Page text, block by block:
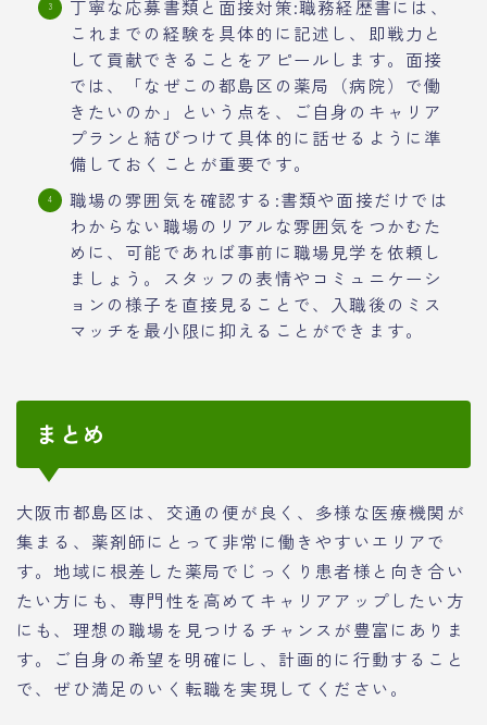
丁寧な応募書類と面接対策:職務経歴書には、
これまでの経験を具体的に記述し、即戦力と
して貢献できることをアピールします。面接
では、「なぜこの都島区の薬局（病院）で働
きたいのか」という点を、ご自身のキャリア
プランと結びつけて具体的に話せるように準
備しておくことが重要です。
職場の雰囲気を確認する:書類や面接だけでは
わからない職場のリアルな雰囲気をつかむた
めに、可能であれば事前に職場見学を依頼し
ましょう。スタッフの表情やコミュニケーシ
ョンの様子を直接見ることで、入職後のミス
マッチを最小限に抑えることができます。
まとめ
大阪市都島区は、交通の便が良く、多様な医療機関が
集まる、薬剤師にとって非常に働きやすいエリアで
す。地域に根差した薬局でじっくり患者様と向き合い
たい方にも、専門性を高めてキャリアアップしたい方
にも、理想の職場を見つけるチャンスが豊富にありま
す。ご自身の希望を明確にし、計画的に行動すること
で、ぜひ満足のいく転職を実現してください。